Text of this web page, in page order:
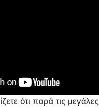
ότι παρά τις μεγάλες